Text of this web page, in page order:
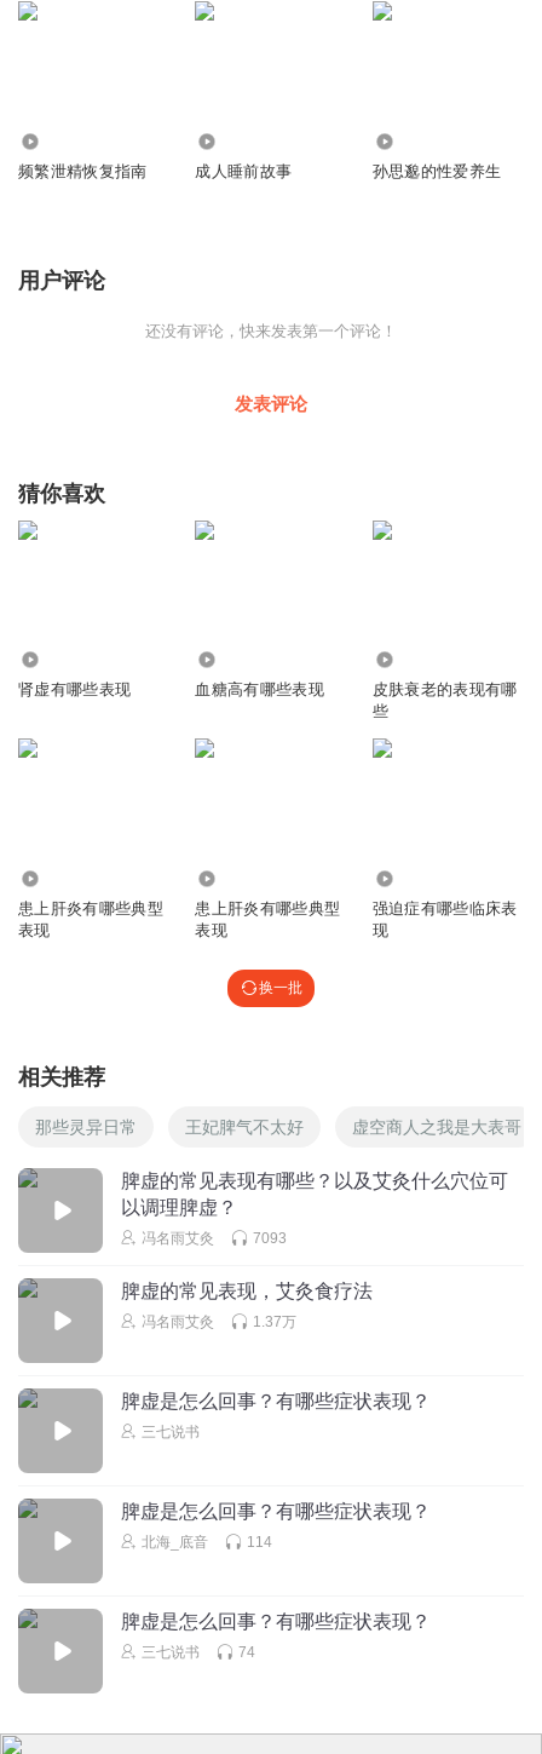
频繁泄精恢复指南 成人睡前故事 孙思邈的性爱养生
用户评论
还没有评论，快来发表第一个评论！
发表评论
猜你喜欢
肾虚有哪些表现 血糖高有哪些表现
皮肤衰老的表现有哪
些
患上肝炎有哪些典型
表现
患上肝炎有哪些典型
表现
强迫症有哪些临床表
现
换一批
相关推荐
那些灵异日常 王妃脾气不太好 虚空商人之我是大表哥
脾虚的常见表现有哪些？以及艾灸什么穴位可
以调理脾虚？
冯名雨艾灸 7093
脾虚的常见表现，艾灸食疗法
冯名雨艾灸 1.37万
脾虚是怎么回事？有哪些症状表现？
三七说书
脾虚是怎么回事？有哪些症状表现？
北海_底音 114
脾虚是怎么回事？有哪些症状表现？
三七说书 74